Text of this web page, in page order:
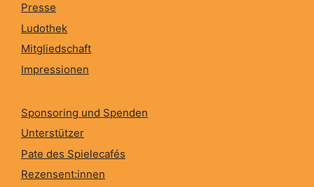
Presse
Ludothek
Mitgliedschaft
Impressionen
Sponsoring und Spenden
Unterstützer
Pate des Spielecafés
Rezensent:innen